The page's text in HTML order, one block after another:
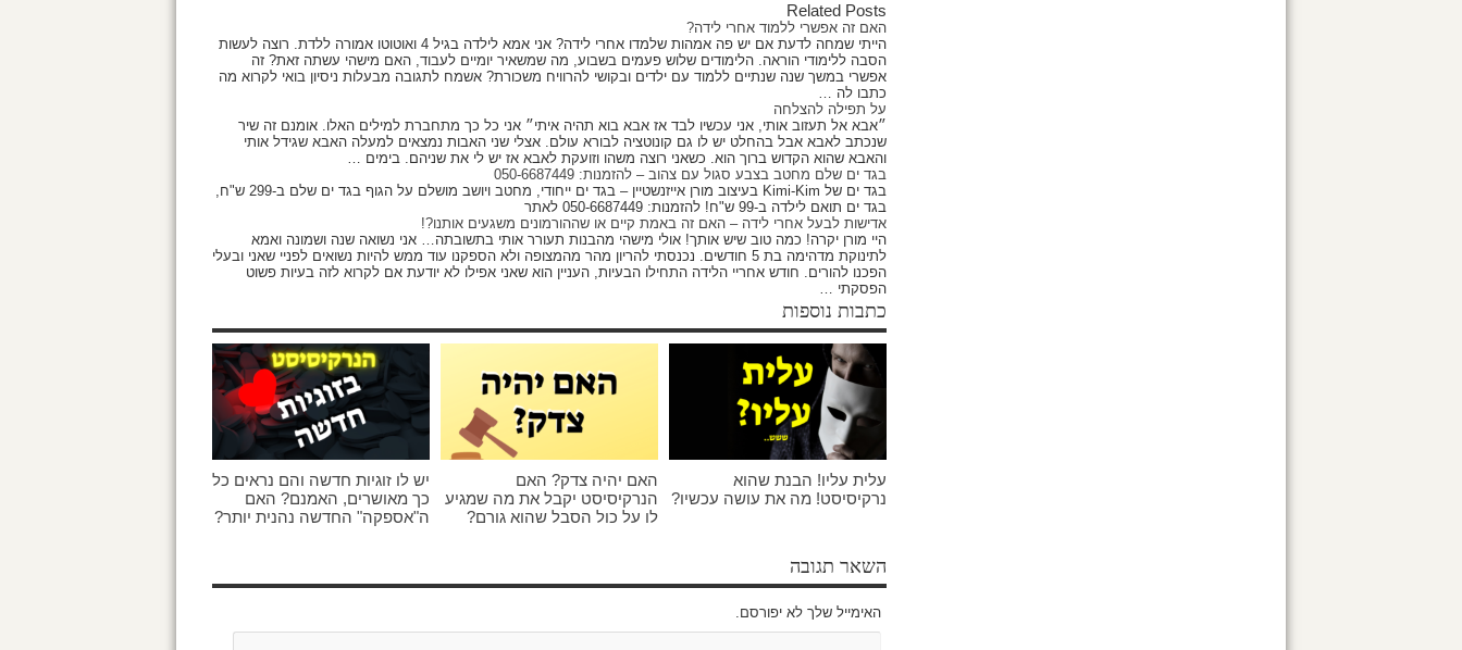
Related Posts
האם זה אפשרי ללמוד אחרי לידה?
הייתי שמחה לדעת אם יש פה אמהות שלמדו אחרי לידה? אני אמא לילדה בגיל 4 ואוטוטו אמורה ללדת. רוצה לעשות
הסבה ללימודי הוראה. הלימודים שלוש פעמים בשבוע, מה שמשאיר יומיים לעבוד, האם מישהי עשתה זאת? זה
אפשרי במשך שנה שנתיים ללמוד עם ילדים ובקושי להרוויח משכורת? אשמח לתגובה מבעלות ניסיון בואי לקרוא מה
כתבו לה …
על תפילה להצלחה
״אבא אל תעזוב אותי, אני עכשיו לבד אז אבא בוא תהיה איתי״ אני כל כך מתחברת למילים האלו. אומנם זה שיר
שנכתב לאבא אבל בהחלט יש לו גם קונוטציה לבורא עולם. אצלי שני האבות נמצאים למעלה האבא שגידל אותי
והאבא שהוא הקדוש ברוך הוא. כשאני רוצה משהו וזועקת לאבא אז יש לי את שניהם. בימים …
בגד ים שלם מחטב בצבע סגול עם צהוב – להזמנות: 050-6687449
בגד ים של Kimi-Kim בעיצוב מורן אייזנשטיין – בגד ים ייחודי, מחטב ויושב מושלם על הגוף בגד ים שלם ב-299 ש"ח,
בגד ים תואם לילדה ב-99 ש"ח! להזמנות: 050-6687449 לאתר
אדישות לבעל אחרי לידה – האם זה באמת קיים או שההורמונים משגעים אותנו?!
היי מורן יקרה! כמה טוב שיש אותך! אולי מישהי מהבנות תעורר אותי בתשובתה… אני נשואה שנה ושמונה ואמא
לתינוקת מדהימה בת 5 חודשים. נכנסתי להריון מהר מהמצופה ולא הספקנו עוד ממש להיות נשואים לפניי שאני ובעלי
הפכנו להורים. חודש אחריי הלידה התחילו הבעיות, העניין הוא שאני אפילו לא יודעת אם לקרוא לזה בעיות פשוט
הפסקתי …
כתבות נוספות
עלית עליו! הבנת שהוא
נרקיסיסט! מה את עושה עכשיו?
האם יהיה צדק? האם
הנרקיסיסט יקבל את מה שמגיע
לו על כול הסבל שהוא גורם?
יש לו זוגיות חדשה והם נראים כל
כך מאושרים, האמנם? האם
ה"אספקה" החדשה נהנית יותר?
השאר תגובה
האימייל שלך לא יפורסם.